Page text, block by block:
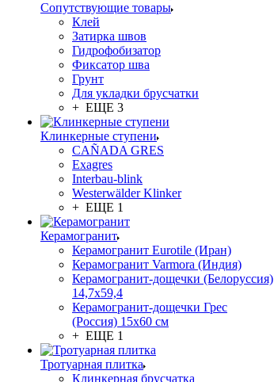
Сопутствующие товары
Клей
Затирка швов
Гидрофобизатор
Фиксатор шва
Грунт
Для укладки брусчатки
+ ЕЩЕ 3
Клинкерные ступени
CAÑADA GRES
Exagres
Interbau-blink
Westerwälder Klinker
+ ЕЩЕ 1
Керамогранит
Керамогранит Eurotile (Иран)
Керамогранит Varmora (Индия)
Керамогранит-дощечки (Белоруссия)
14,7x59,4
Керамогранит-дощечки Грес
(Россия) 15х60 см
+ ЕЩЕ 1
Тротуарная плитка
Клинкерная брусчатка